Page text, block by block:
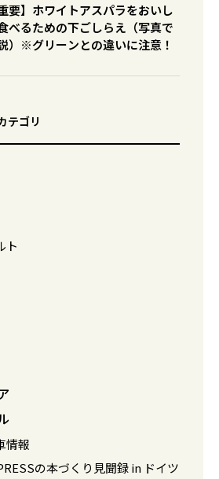
重要】ホワイトアスパラをおいし
べるための下ごしらえ（写真で
）※グリーンとの違いに注意！
テゴリ
ト
情報
の本づくり見聞録 in ドイツ